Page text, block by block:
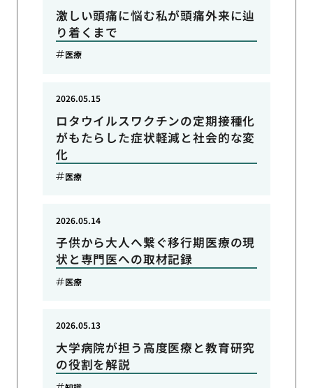
激しい頭痛に悩む私が頭痛外来に辿
り着くまで
医療
ロタウイルスワクチンの定期接種化
がもたらした症状軽減と社会的な変
化
2026.05.15
医療
子供から大人へ繋ぐ移行期医療の現
状と専門医への取材記録
2026.05.14
医療
大学病院が担う高度医療と教育研究
の役割を解説
2026.05.13